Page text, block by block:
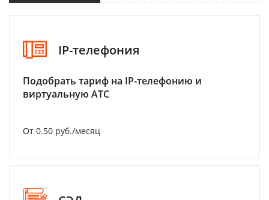
IP-телефония
Подобрать тариф на IP-телефонию и
виртуальную АТС
От 0.50 руб./месяц